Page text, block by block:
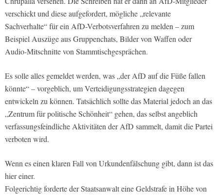
verschickt und diese aufgefordert, mögliche „relevante
Sachverhalte“ für ein AfD-Verbotsverfahren zu melden – zum
Beispiel Auszüge aus Gruppenchats, Bilder von Waffen oder
Audio-Mitschnitte von Stammtischgesprächen.
Es solle alles gemeldet werden, was „der AfD auf die Füße fallen
könnte“ – vorgeblich, um Verteidigungsstrategien dagegen
entwickeln zu können. Tatsächlich sollte das Material jedoch an das
„Zentrum für politische Schönheit“ gehen, das selbst angeblich
verfassungsfeindliche Aktivitäten der AfD sammelt, damit die Partei
verboten wird.
Wenn es einen klaren Fall von Urkundenfälschung gibt, dann ist das
hier einer.
Folgerichtig forderte der Staatsanwalt eine Geldstrafe in Höhe von